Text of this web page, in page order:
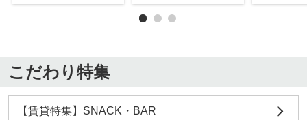
こだわり特集
【賃貸特集】SNACK・BAR